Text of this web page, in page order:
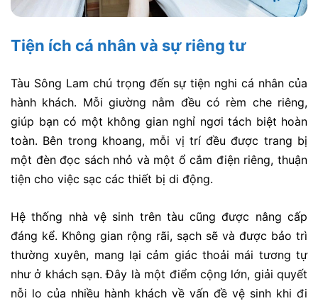
Tiện ích cá nhân và sự riêng tư
Tàu Sông Lam chú trọng đến sự tiện nghi cá nhân của
hành khách. Mỗi giường nằm đều có rèm che riêng,
giúp bạn có một không gian nghỉ ngơi tách biệt hoàn
toàn. Bên trong khoang, mỗi vị trí đều được trang bị
một đèn đọc sách nhỏ và một ổ cắm điện riêng, thuận
tiện cho việc sạc các thiết bị di động.
Hệ thống nhà vệ sinh trên tàu cũng được nâng cấp
đáng kể. Không gian rộng rãi, sạch sẽ và được bảo trì
thường xuyên, mang lại cảm giác thoải mái tương tự
như ở khách sạn. Đây là một điểm cộng lớn, giải quyết
nỗi lo của nhiều hành khách về vấn đề vệ sinh khi đi